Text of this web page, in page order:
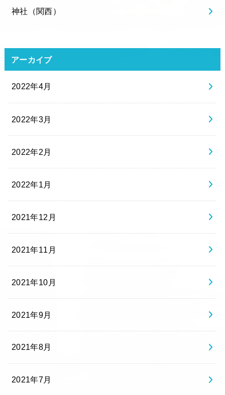
神社（関西）
アーカイブ
2022年4月
2022年3月
2022年2月
2022年1月
2021年12月
2021年11月
2021年10月
2021年9月
2021年8月
2021年7月